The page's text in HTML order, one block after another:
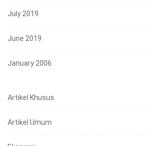
July 2019
June 2019
January 2006
Artikel Khusus
Artikel Umum